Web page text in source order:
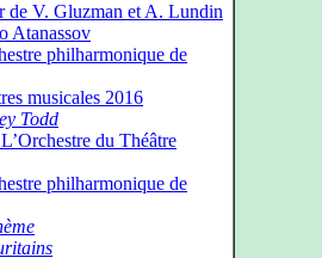
de V. Gluzman et A. Lundin
Atanassov
philharmonique de
musicales 2016
Todd
L’Orchestre du Théâtre
philharmonique de